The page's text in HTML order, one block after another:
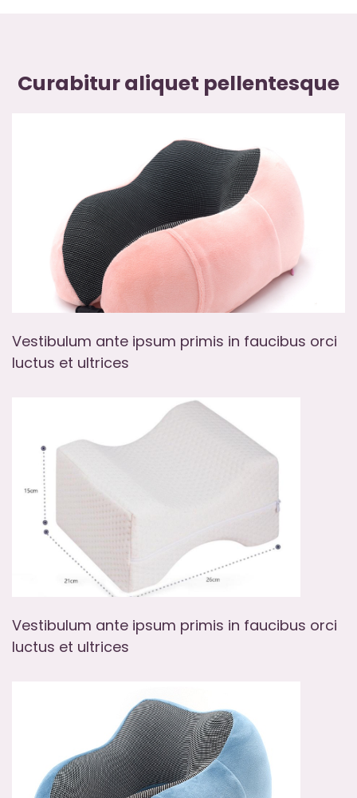
Curabitur aliquet pellentesque
Vestibulum ante ipsum primis in faucibus orci
luctus et ultrices
Vestibulum ante ipsum primis in faucibus orci
luctus et ultrices